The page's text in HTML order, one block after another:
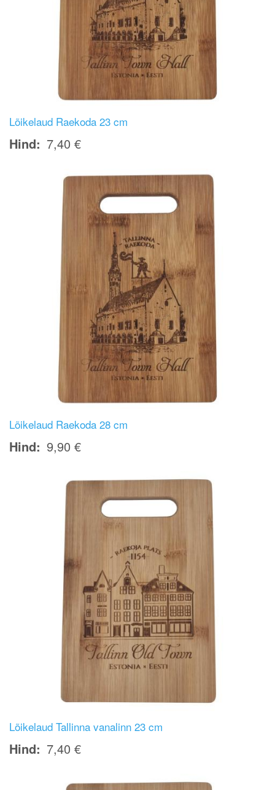
Lõikelaud Raekoda 23 cm
Hind 7,40 €
Lõikelaud Raekoda 28 cm
Hind 9,90 €
Lõikelaud Tallinna vanalinn 23 cm
Hind 7,40 €